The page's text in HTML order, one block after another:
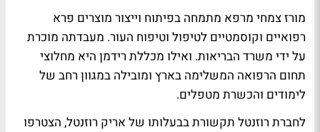
מורז צמחי מרפא מתמחה בפיתוח וייצור מוצרים פרא
רפואיים וקוסמטיים לטיפול וטיפוח העור. מעבדתה מוכרת
על ידי משרד הבריאות. ואילו מכללת רידמן היא מחלוצי
תחום הרפואה המשלימה בארץ ומובילה במגוון רחב של
לימודים והכשרת מטפלים.
לחברת רוזנטל תקשורתבבעלותו של אריק רוזנטל, הצטרפו